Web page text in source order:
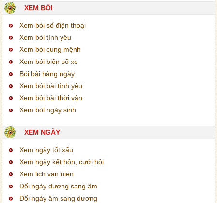
XEM BÓI
Xem bói số điện thoại
Xem bói tình yêu
Xem bói cung mệnh
Xem bói biển số xe
Bói bài hàng ngày
Xem bói bài tình yêu
Xem bói bài thời vận
Xem bói ngày sinh
XEM NGÀY
Xem ngày tốt xấu
Xem ngày kết hôn, cưới hỏi
Xem lịch vạn niên
Đổi ngày dương sang âm
Đổi ngày âm sang dương